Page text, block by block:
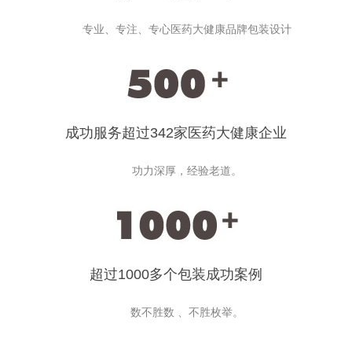
专业、专注、专心医药大健康品牌包装设计
成功服务超过342家医药大健康企业
功力深厚，经验老道。
超过1000多个包装成功案例
数不胜数 、不胜枚举。